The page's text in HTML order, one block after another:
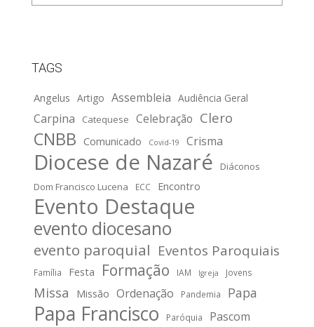
TAGS
Angelus Artigo Assembleia Audiência Geral
Carpina Catequese Celebração Clero
CNBB Comunicado Covid-19 Crisma
Diocese de Nazaré
Diáconos
Dom Francisco Lucena
ECC Encontro
Evento Destaque
evento diocesano
evento paroquial Eventos Paroquiais
Família Festa Formação IAM Igreja Jovens
Missa Missão Ordenação Pandemia Papa
Papa Francisco Paróquia
Pascom